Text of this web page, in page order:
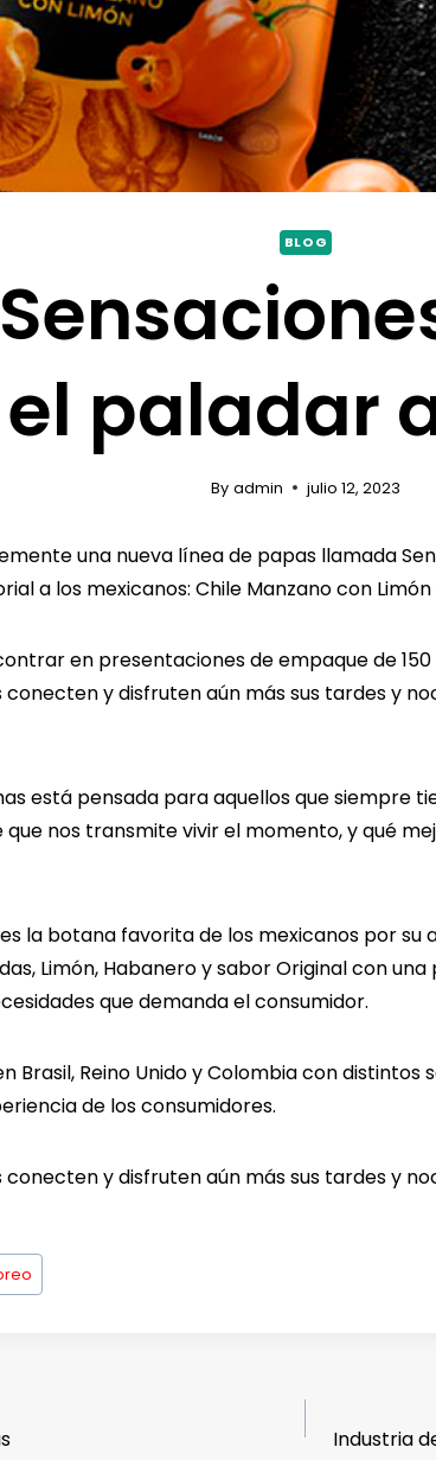
BLOG
paladar
By admin julio 12, 2023
una nueva línea de papas llamada
a los mexicanos: Chile Manzano con Limón
en presentaciones de empaque de
y disfruten aún más sus tardes y
está pensada para aquellos que siempre
nos transmite vivir el momento, y qué
la botana favorita de los mexicanos por
Limón, Habanero y sabor Original con
que demanda el consumidor.
Brasil, Reino Unido y Colombia con
de los consumidores.
y disfruten aún más sus tardes y
Industria